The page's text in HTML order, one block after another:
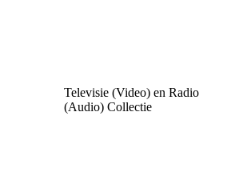
Televisie (Video) en Radio
(Audio) Collectie